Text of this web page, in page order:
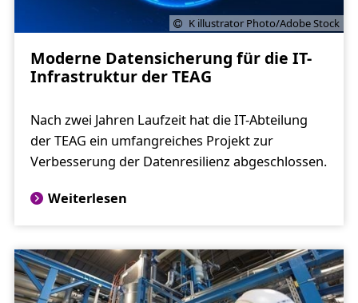
K illustrator Photo/Adobe Stock
Moderne Datensicherung für die IT-
Infrastruktur der TEAG
Nach zwei Jahren Laufzeit hat die IT-Abteilung
der TEAG ein umfangreiches Projekt zur
Verbesserung der Datenresilienz abgeschlossen.
Weiterlesen